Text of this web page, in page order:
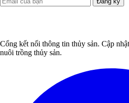
Cổng kết nối thông tin thủy sản. Cập
nuôi trồng thủy sản.